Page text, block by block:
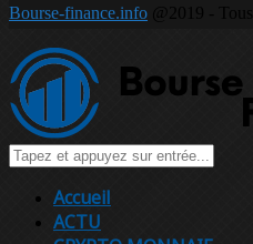
Bourse-finance.info
Accueil
ACTU